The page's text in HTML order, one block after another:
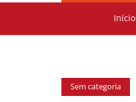
Início
Sem categoria